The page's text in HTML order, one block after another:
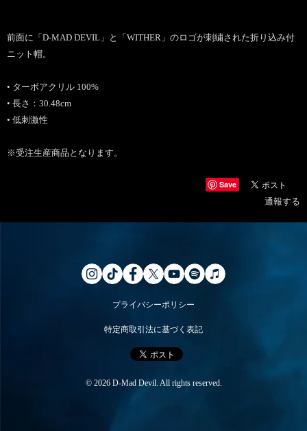
前面に「D-MAD DEVIL」と「WITHER」のロゴが刺繍された折り込み付
ニット帽。
• ターボアクリル 100%
• 長さ：30.48cm
• 低刺激性
※受注生産商品となります。
Save
通報する
プライバシーポリシー
特定商取引法に基づく表記
© 2026 D-Mad Devil. All rights reserved.